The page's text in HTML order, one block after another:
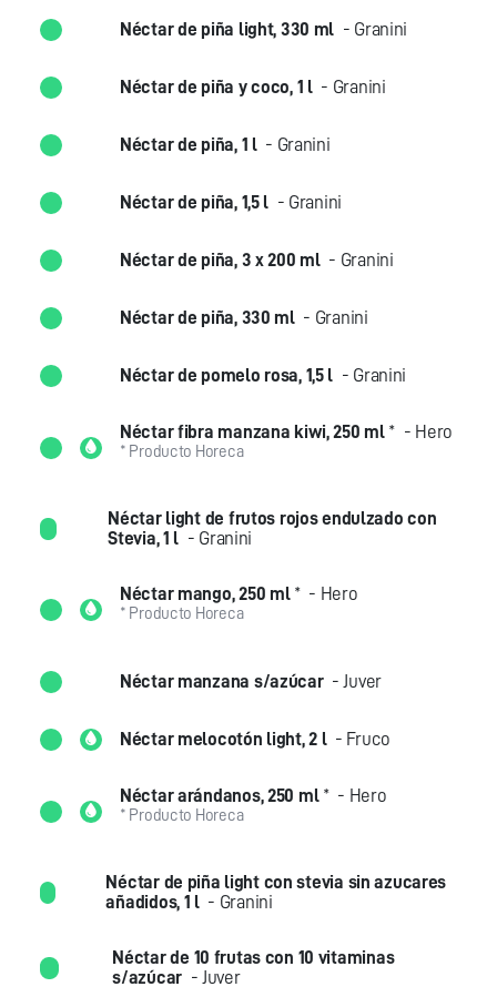
Néctar de piña light, 330 ml - Granini
Néctar de piña y coco, 1 l - Granini
Néctar de piña, 1 l - Granini
Néctar de piña, 1,5 l - Granini
Néctar de piña, 3 x 200 ml - Granini
Néctar de piña, 330 ml - Granini
Néctar de pomelo rosa, 1,5 l - Granini
Néctar fibra manzana kiwi, 250 ml* - Hero
* Producto Horeca
Néctar light de frutos rojos endulzado con
Stevia, 1 l - Granini
Néctar mango, 250 ml* - Hero
* Producto Horeca
Néctar manzana s/azúcar - Juver
Néctar melocotón light, 2 l - Fruco
Néctar arándanos, 250 ml* - Hero
* Producto Horeca
Néctar de piña light con stevia sin azucares
añadidos, 1 l - Granini
Néctar de 10 frutas con 10 vitaminas
s/azúcar - Juver